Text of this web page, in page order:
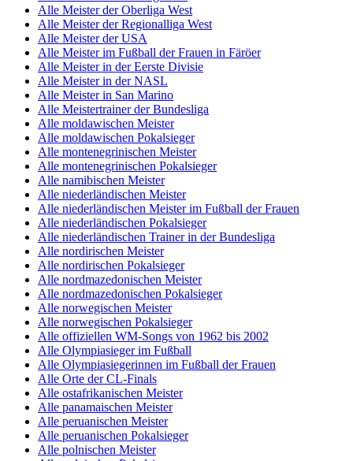
Alle Meister der Oberliga West
Alle Meister der Regionalliga West
Alle Meister der USA
Alle Meister im Fußball der Frauen in Färöer
Alle Meister in der Eerste Divisie
Alle Meister in der NASL
Alle Meister in San Marino
Alle Meistertrainer der Bundesliga
Alle moldawischen Meister
Alle moldawischen Pokalsieger
Alle montenegrinischen Meister
Alle montenegrinischen Pokalsieger
Alle namibischen Meister
Alle niederländischen Meister
Alle niederländischen Meister im Fußball der Frauen
Alle niederländischen Pokalsieger
Alle niederländischen Trainer in der Bundesliga
Alle nordirischen Meister
Alle nordirischen Pokalsieger
Alle nordmazedonischen Meister
Alle nordmazedonischen Pokalsieger
Alle norwegischen Meister
Alle norwegischen Pokalsieger
Alle offiziellen WM-Songs von 1962 bis 2002
Alle Olympiasieger im Fußball
Alle Olympiasiegerinnen im Fußball der Frauen
Alle Orte der CL-Finals
Alle ostafrikanischen Meister
Alle panamaischen Meister
Alle peruanischen Meister
Alle peruanischen Pokalsieger
Alle polnischen Meister